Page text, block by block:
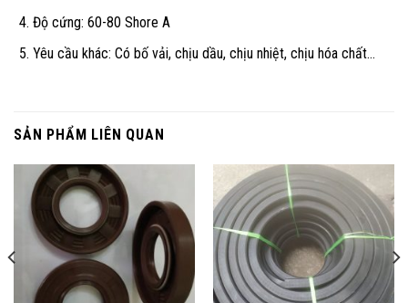
Độ cứng: 60-80 Shore A
Yêu cầu khác: Có bố vải, chịu dầu, chịu nhiệt, chịu hóa chất…
SẢN PHẨM LIÊN QUAN